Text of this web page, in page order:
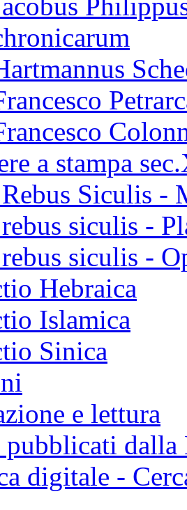
a stampa
Siculis -
siculis -
siculis -
Hebraica
Islamica
Sinica
e lettura
pubblicati dalla
digitale -